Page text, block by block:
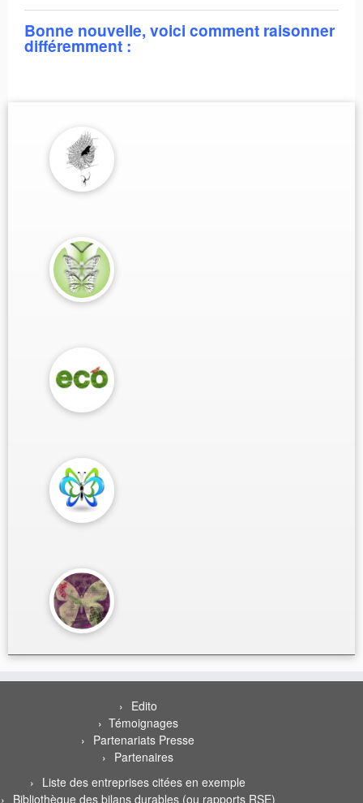
Bonne nouvelle, voici comment raisonner
différemment :
Edito
Témoignages
Partenariats Presse
Partenaires
Liste des entreprises citées en exemple
Bibliothèque des bilans durables (ou rapports RSE)